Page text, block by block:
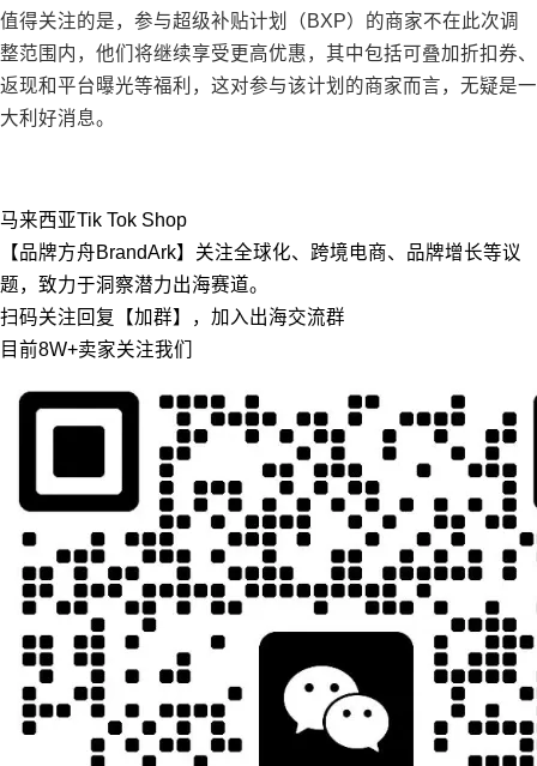
值得关注的是，参与超级补贴计划（BXP）的商家不在此次调
整范围内，他们将继续享受更高优惠，其中包括可叠加折扣券、
返现和平台曝光等福利，这对参与该计划的商家而言，无疑是一
大利好消息。
马来西亚Tik Tok Shop
【品牌方舟BrandArk】关注全球化、跨境电商、品牌增长等议
题，致力于洞察潜力出海赛道。
扫码关注回复【加群】，加入出海交流群
目前8W+卖家关注我们